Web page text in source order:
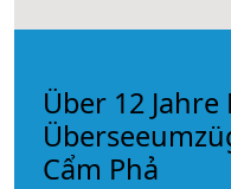
Über 12
Cẩm Phả